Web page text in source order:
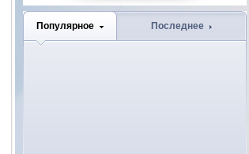
Популярное Последнее